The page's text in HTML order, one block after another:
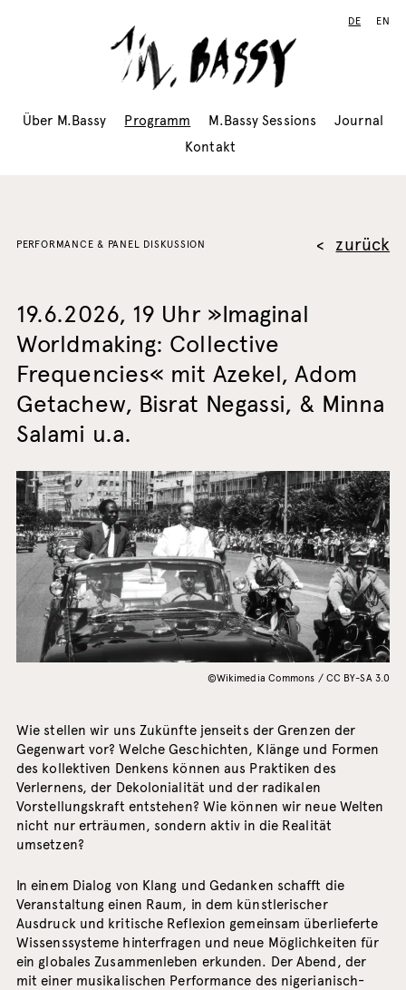
Über M.Bassy Programm M.Bassy Sessions
Journal
Kontakt
DE EN
zurück
PERFORMANCE & PANEL DISKUSSION
19.6.2026, 19 Uhr »Imaginal
Worldmaking: Collective
Frequencies« mit Azekel, Adom
Getachew, Bisrat Negassi, & Minna
Salami u.a.
©Wikimedia Commons / CC BY-SA 3.0
Wie stellen wir uns Zukünfte jenseits der Grenzen der
Gegenwart vor? Welche Geschichten, Klänge und Formen
des kollektiven Denkens können aus Praktiken des
Verlernens, der Dekolonialität und der radikalen
Vorstellungskraft entstehen? Wie können wir neue Welten
nicht nur erträumen, sondern aktiv in die Realität
umsetzen?
In einem Dialog von Klang und Gedanken schafft die
Veranstaltung einen Raum, in dem künstlerischer
Ausdruck und kritische Reflexion gemeinsam überlieferte
Wissenssysteme hinterfragen und neue Möglichkeiten für
ein globales Zusammenleben erkunden. Der Abend, der
mit einer musikalischen Performance des nigerianisch-